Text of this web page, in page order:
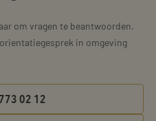
om vragen te beantwoorden.
in omgeving
02 12